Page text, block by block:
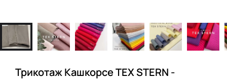
Трикотаж Кашкорсе TEX STERN -